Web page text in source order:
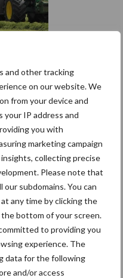
and other tracking
on our website. We
from your device and
your IP address and
you with
marketing campaign
collecting precise
Please note that
subdomains. You can
any time by clicking the
bottom of your screen.
to providing you
experience. The
data for the following
and/or access
en het
Download de
inkuilmiddelen. Door het
u drogestofverlies en
schimmels in de kuil. Zo
en krijgt u een smakelijke